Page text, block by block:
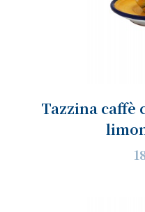
Tazzina